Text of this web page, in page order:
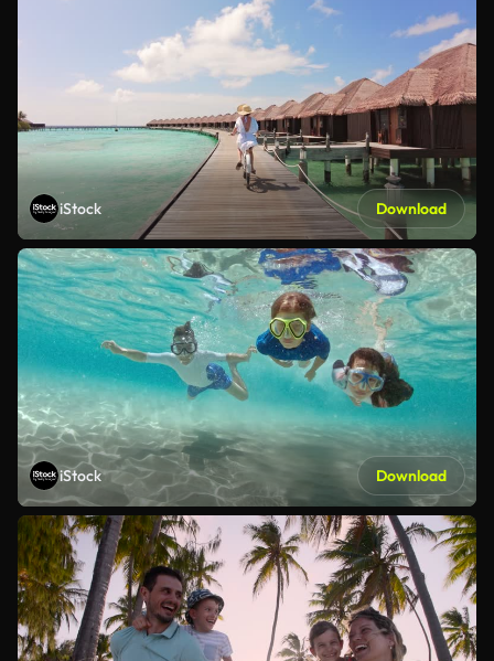
iStock Download
iStock Download